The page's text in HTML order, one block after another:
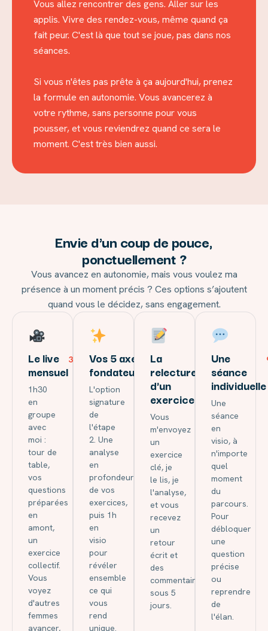
Vous allez rencontrer des gens. Aller sur les
applis. Vivre des rendez-vous, même quand ça
fait peur. C'est là que tout se joue, pas dans nos
séances.
Si vous n'êtes pas prête à ça aujourd'hui, prenez
la formule en autonomie. Vous avancerez à
votre rythme, sans personne pour vous
pousser, et vous reviendrez quand ce sera le
moment. C'est très bien aussi.
Envie d'un coup de pouce,
ponctuellement ?
Vous avancez en autonomie, mais vous voulez ma
présence à un moment précis ? Ces options s’ajoutent
quand vous le décidez, sans engagement.
Le live
mensuel
35€ / mois
1h30
en
groupe
avec
moi :
tour de
table,
vos
questions
préparées
en
amont,
un
exercice
collectif.
Vous
voyez
d'autres
femmes
avancer,
Vos 5 axes
fondateurs
120€
L'option
signature
de
l'étape
2. Une
analyse
en
profondeur
de vos
exercices,
puis 1h
en
visio
pour
révéler
ensemble
ce qui
vous
rend
unique.
La
relecture
d'un
exercice
Vous
m'envoyez
un
exercice
clé, je
le lis, je
l'analyse,
et vous
recevez
un
retour
écrit et
des
commentaires
sous 5
jours.
Une
séance
individuelle
Une
séance
en
visio, à
n'importe
quel
moment
du
parcours.
Pour
débloquer
une
question
précise
ou
reprendre
de
l'élan.